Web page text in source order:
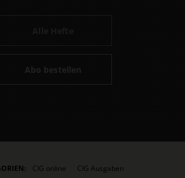
Abo bestellen
CIG online CIG Ausgaben